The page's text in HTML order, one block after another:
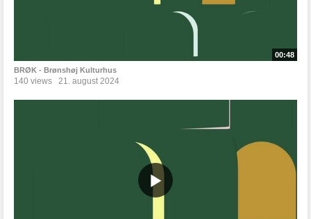
00:48
BRØK - Brønshøj Kulturhus
140 views 21. august 2024